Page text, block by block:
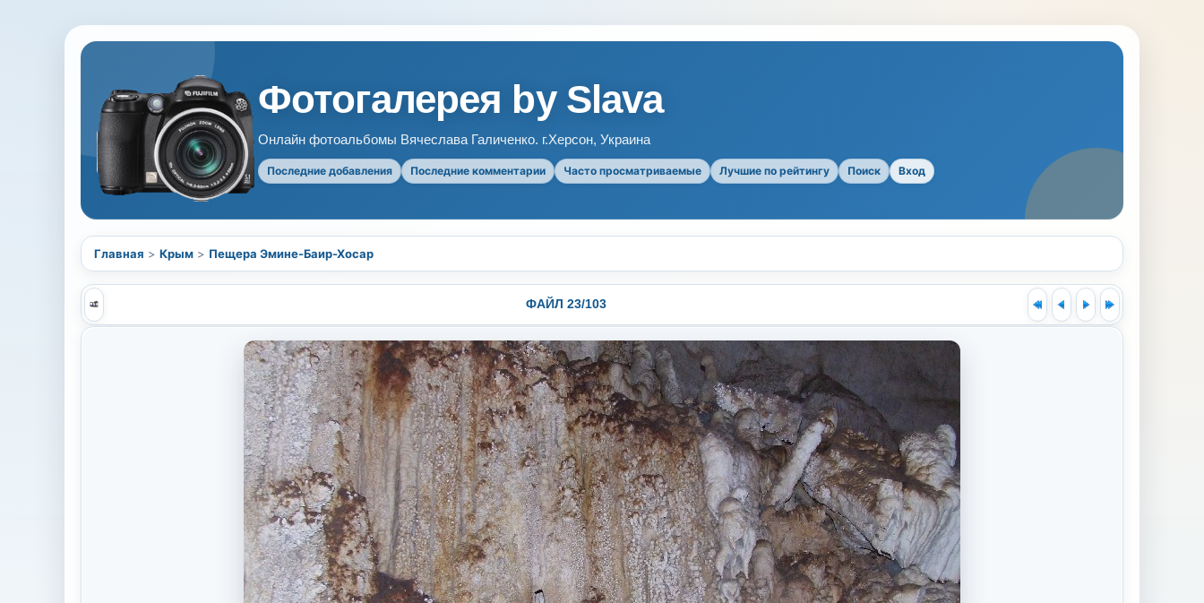
Фотогалерея by Slava
Онлайн фотоальбомы Вячеслава Галиченко. г.Херсон, Украина
Последние добавления Последние комментарии Часто просматриваемые Лучшие по рейтингу Поиск Вход
Главная > Крым > Пещера Эмине-Баир-Хосар
ФАЙЛ 23/103